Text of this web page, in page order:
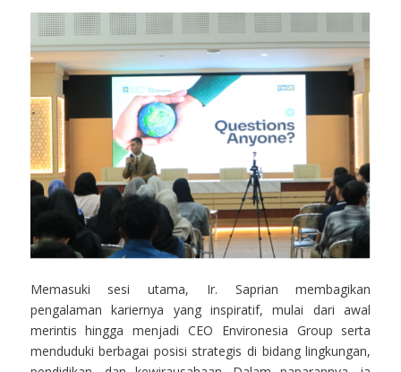
Memasuki sesi utama, Ir. Saprian membagikan
pengalaman kariernya yang inspiratif, mulai dari awal
merintis hingga menjadi CEO Environesia Group serta
menduduki berbagai posisi strategis di bidang lingkungan,